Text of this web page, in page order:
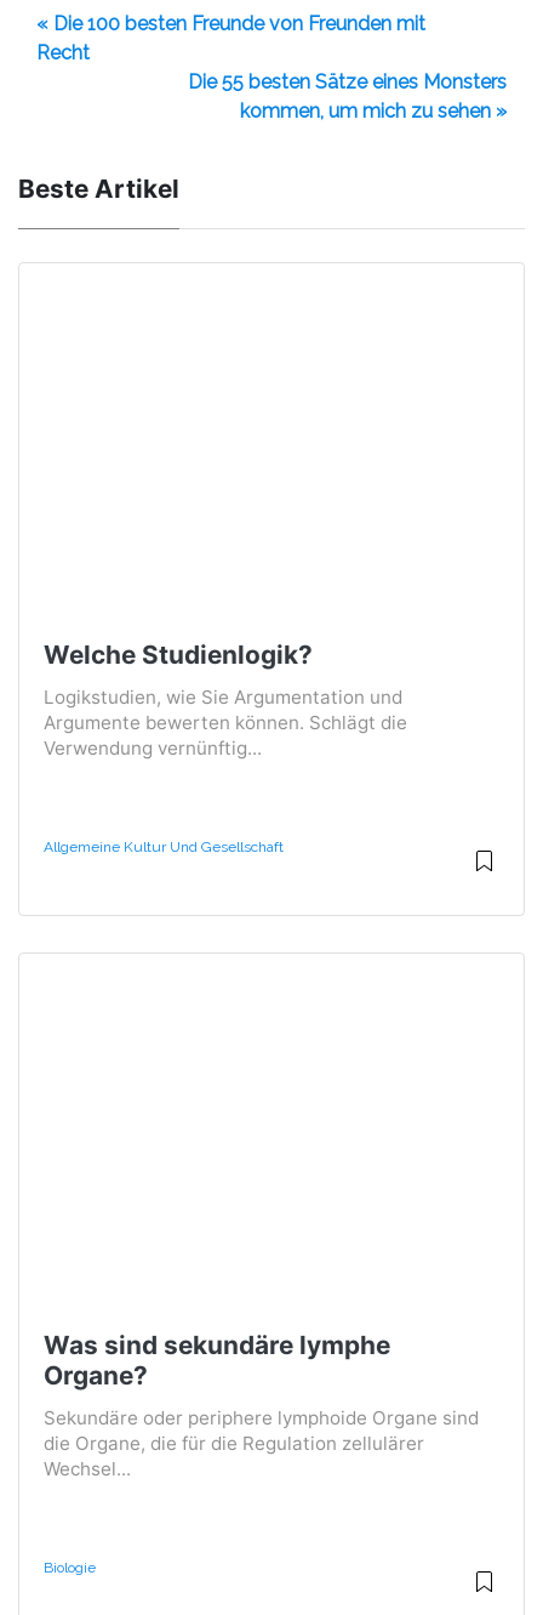
« Die 100 besten Freunde von Freunden mit
Recht
Die 55 besten Sätze eines Monsters
kommen, um mich zu sehen »
Beste Artikel
Welche Studienlogik?
Logikstudien, wie Sie Argumentation und
Argumente bewerten können. Schlägt die
Verwendung vernünftig...
Allgemeine Kultur Und Gesellschaft
Was sind sekundäre lymphe
Organe?
Sekundäre oder periphere lymphoide Organe sind
die Organe, die für die Regulation zellulärer
Wechsel...
Biologie